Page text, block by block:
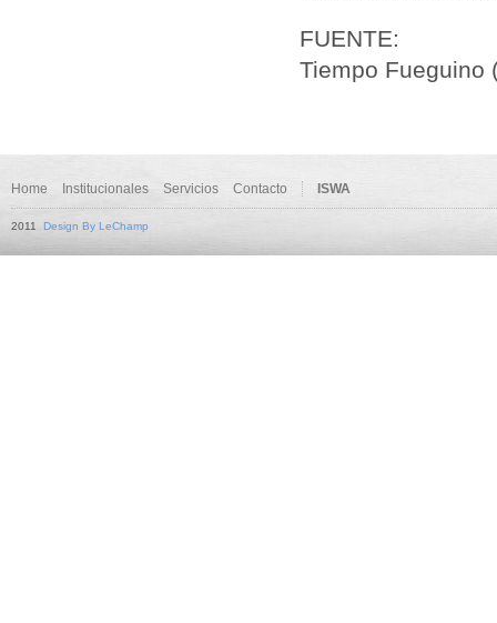
FUENTE:
Tiempo Fueguino
Home Institucionales Servicios Contacto ISWA
2011 Design By LeChamp